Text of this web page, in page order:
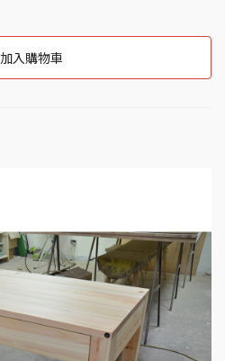
加入購物車